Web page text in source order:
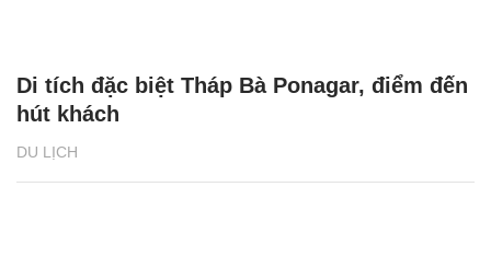
DU LỊCH
Di tích đặc biệt Tháp Bà Ponagar, điểm đến
hút khách